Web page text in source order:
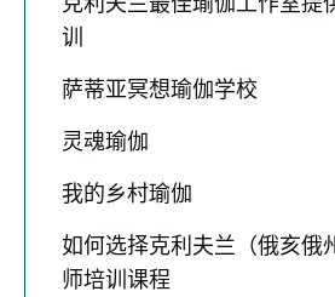
训
萨蒂亚冥想瑜伽学校
灵魂瑜伽
我的乡村瑜伽
如何选择克利夫兰（俄亥俄
师培训课程